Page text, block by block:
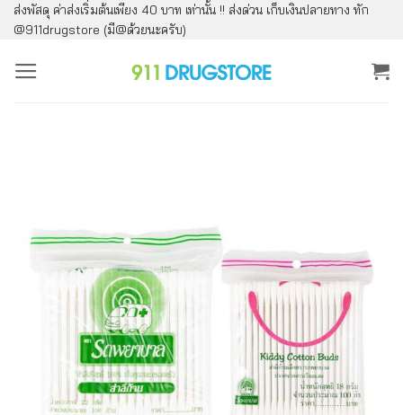
ข้าม
ไป
ยัง
ส่งพัสดุ ค่าส่งเริ่มต้นเพียง 40 บาท เท่านั้น !! ส่งด่วน เก็บเงินปลายทาง ทัก
@911drugstore (มี@ด้วยนะครับ)